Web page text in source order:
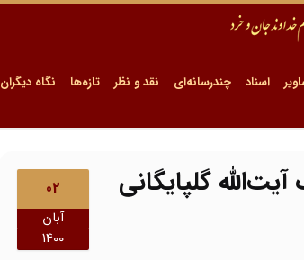
اسناد چندرسانه‌ای نقد و نظر تازه‌ها نگاه دیگران
02
آبان
1400
گلپایگانی